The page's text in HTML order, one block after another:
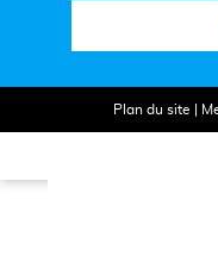
Plan du site